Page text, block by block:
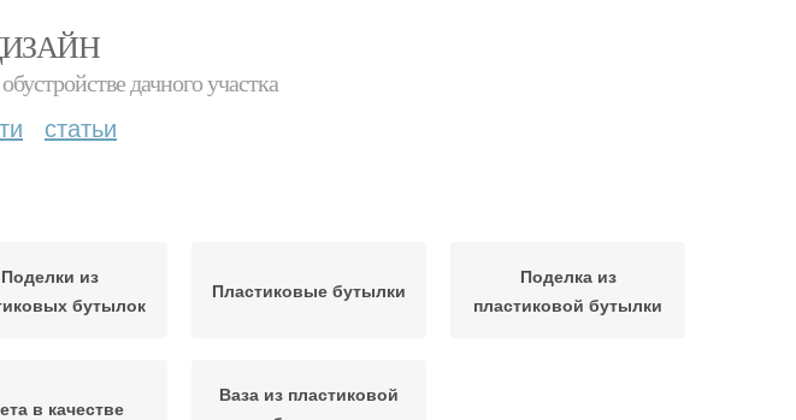
дачного участка
статьи
Поделки из
бутылок
Пластиковые бутылки
Поделка из
пластиковой бутылки
в качестве
Ваза из пластиковой